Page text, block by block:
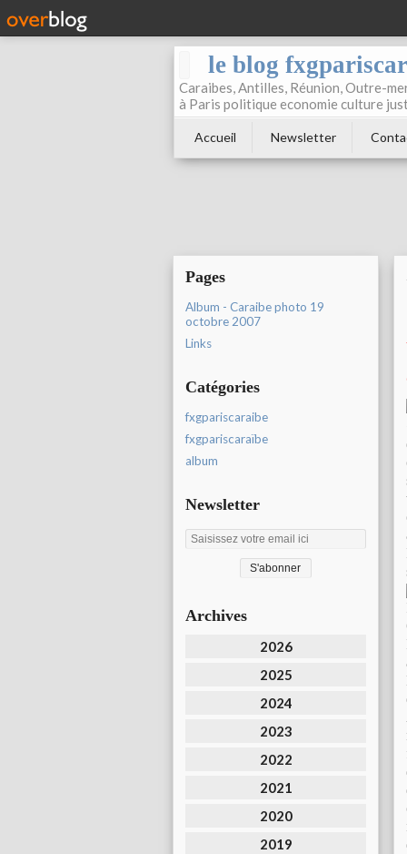
le blog
Caraibes, Antilles, Réunion, Outre-
à Paris politique economie culture
Accueil Newsletter
Pages
Album - Caraibe photo 19
octobre 2007
Links
Catégories
fxgpariscaraibe
fxgpariscaraïbe
album
Newsletter
Archives
2026
2025
2024
2023
2022
2021
2020
2019